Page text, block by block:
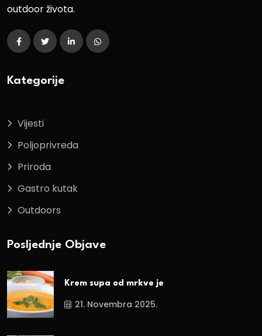
outdoor života.
Kategorije
Vijesti
Poljoprivreda
Priroda
Gastro kutak
Outdoors
Posljednje Objave
Krem supa od mrkve je
21. Novembra 2025.